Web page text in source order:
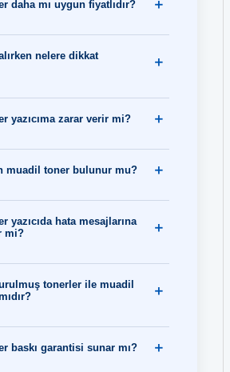
daha mı uygun fiyatlıdır?
nelere dikkat
yazıcıma zarar verir mi?
muadil toner bulunur mu?
yazıcıda hata mesajlarına
mi?
tonerler ile muadil
baskı garantisi sunar mı?